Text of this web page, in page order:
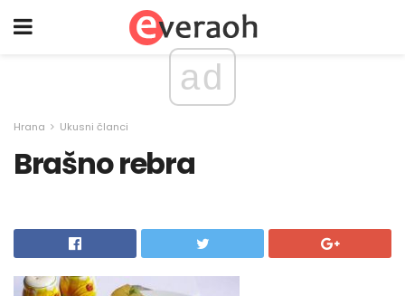
ad
Hrana Ukusni članci
Brašno rebra